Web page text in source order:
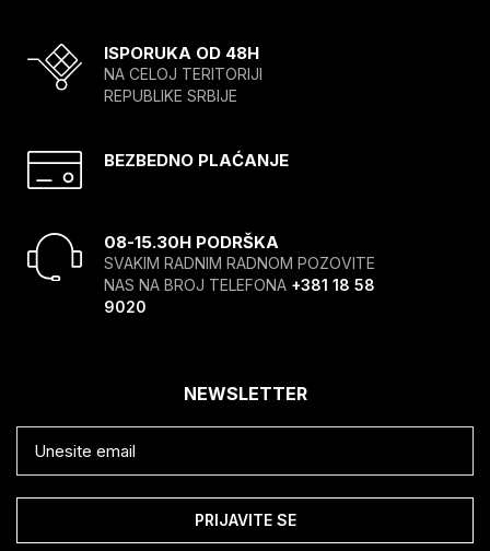
ISPORUKA OD 48H
NA CELOJ TERITORIJI
REPUBLIKE SRBIJE
BEZBEDNO PLAĆANJE
08-15.30H PODRŠKA
SVAKIM RADNIM RADNOM POZOVITE
NAS NA BROJ TELEFONA +381 18 58
9020
NEWSLETTER
PRIJAVITE SE